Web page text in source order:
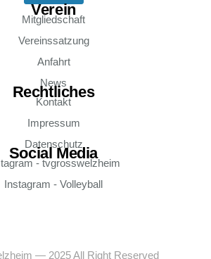
Verein
Mitgliedschaft
Vereinssatzung
Anfahrt
News
Rechtliches
Kontakt
Impressum
Datenschutz
Social Media
- tvgrosswelzheim
Instagram - Volleyball
— 2025 All Right Reserved